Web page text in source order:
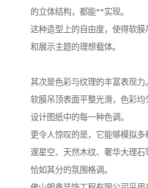
的立体结构，都能**实现。
这种造型上的自由度，使得软
和展示主题的理想载体。
其次是色彩与纹理的丰富表现力。
软膜吊顶表面平整光滑，色彩
设计图纸中的每一种色调。
更令人惊叹的是，它能够模拟
邃星空、天然木纹、奢华大理
恰如其分的氛围格调。